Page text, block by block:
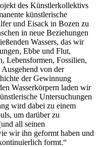
des Künstlerkollektivs
künstlerische
und Eisack in Bozen zu
in neue Beziehungen
Wassers, das wir
Ebbe und Flut,
Lebensformen, Fossilien,
von der
der Gewinnung
Wasserkörpern laden wir
Untersuchungen
wird dabei zu einem
um darüber zu
all seinen
wir ihn geformt haben und
formt.“